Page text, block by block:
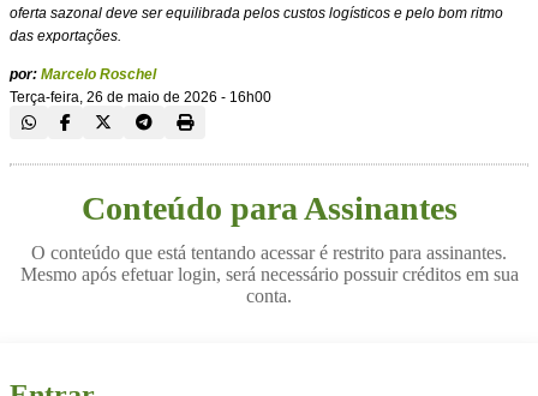
oferta sazonal deve ser equilibrada pelos custos logísticos e pelo bom ritmo
das exportações.
por: Marcelo Roschel
Terça-feira, 26 de maio de 2026 - 16h00
Conteúdo para Assinantes
O conteúdo que está tentando acessar é restrito para assinantes.
Mesmo após efetuar login, será necessário possuir créditos em sua
conta.